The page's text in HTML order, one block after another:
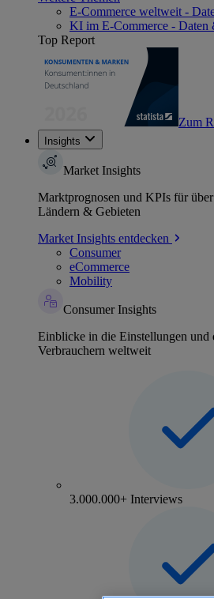
E-Commerce weltweit -
KI im E-Commerce - Daten
Top Report
Zum
Insights
Market Insights
Marktprognosen und KPIs für
Ländern & Gebieten
Market Insights entdecken
Consumer
eCommerce
Mobility
Consumer Insights
Einblicke in die Einstellungen und
Verbrauchern weltweit
3.000.000+ Interviews